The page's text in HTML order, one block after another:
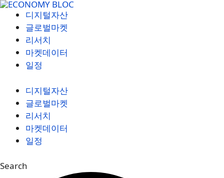
컨
디지털자산
글로벌마켓
리서치
마켓데이터
일정
디지털자산
글로벌마켓
리서치
마켓데이터
일정
Search